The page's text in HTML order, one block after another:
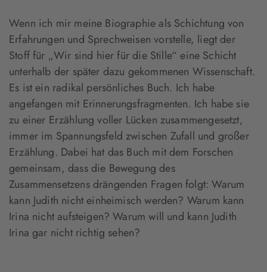
Wenn ich mir meine Biographie als Schichtung von
Erfahrungen und Sprechweisen vorstelle, liegt der
Stoff für „Wir sind hier für die Stille“ eine Schicht
unterhalb der später dazu gekommenen Wissenschaft.
Es ist ein radikal persönliches Buch. Ich habe
angefangen mit Erinnerungsfragmenten. Ich habe sie
zu einer Erzählung voller Lücken zusammengesetzt,
immer im Spannungsfeld zwischen Zufall und großer
Erzählung. Dabei hat das Buch mit dem Forschen
gemeinsam, dass die Bewegung des
Zusammensetzens drängenden Fragen folgt: Warum
kann Judith nicht einheimisch werden? Warum kann
Irina nicht aufsteigen? Warum will und kann Judith
Irina gar nicht richtig sehen?